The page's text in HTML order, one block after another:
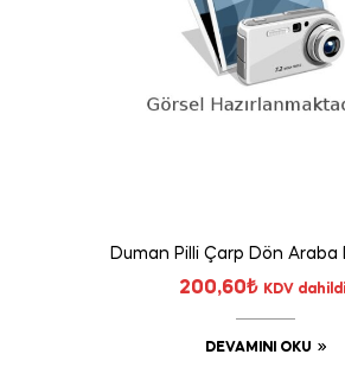
Duman Pilli Çarp Dön Araba
200,60₺ KDV
DEVAMINI OKU